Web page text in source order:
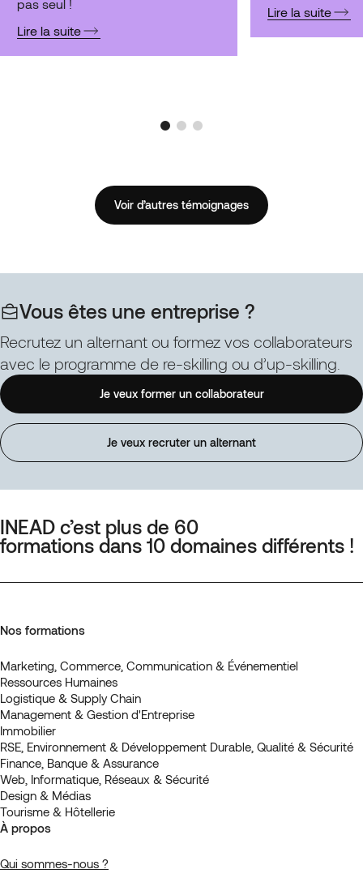
pas seul !
Lire la suite
décrocher des
des structures
Lire la suite
Voir d’autres témoignages
Vous êtes une entreprise ?
Recrutez un alternant ou formez vos collaborateurs
avec le programme de re-skilling ou d’up-skilling.
Je veux former un collaborateur
Je veux recruter un alternant
INEAD c’est plus de 60
formations dans 10 domaines différents !
Nos formations
Marketing, Commerce, Communication & Événementiel
Ressources Humaines
Logistique & Supply Chain
Management & Gestion d'Entreprise
Immobilier
RSE, Environnement & Développement Durable, Qualité & Sécurité
Finance, Banque & Assurance
Web, Informatique, Réseaux & Sécurité
Design & Médias
Tourisme & Hôtellerie
À propos
Qui sommes-nous ?